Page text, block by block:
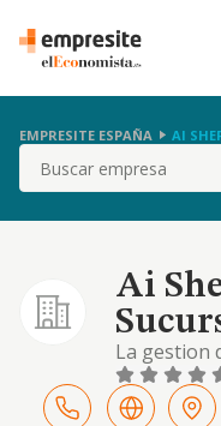
EMPRESITE ESPAÑA AI
Buscar
Ai
La gestion
modelos
inteligencia